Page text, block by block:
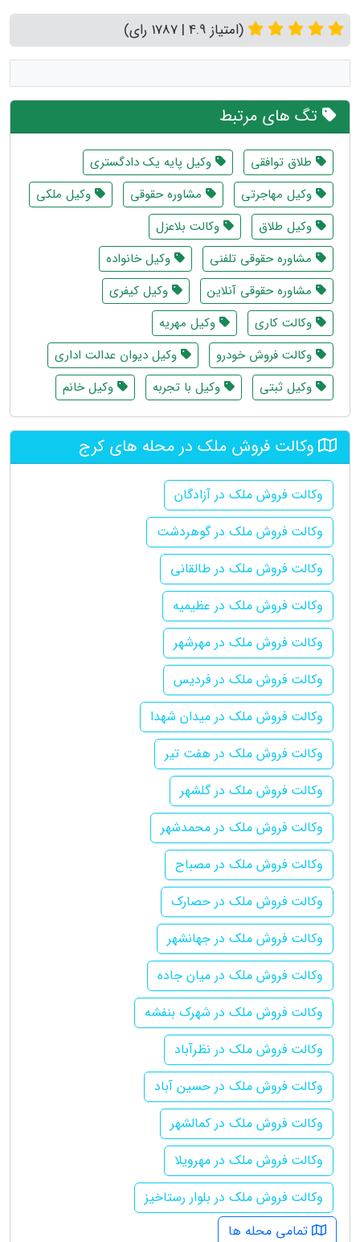
(امتیاز 4.9 | 1787 رای)
تگ های مرتبط
طلاق توافقی
وکیل پایه یک دادگستری
وکیل مهاجرتی
مشاوره حقوقی
وکیل ملکی
وکیل طلاق
وکالت بلاعزل
مشاوره حقوقی تلفنی
وکیل خانواده
مشاوره حقوقی آنلاین
وکیل کیفری
وکالت کاری
وکیل مهریه
وکالت فروش خودرو
وکیل دیوان عدالت اداری
وکیل ثبتی
وکیل با تجربه وکیل خانم
وکالت فروش ملک در محله های کرج
وکالت فروش ملک در آزادگان
وکالت فروش ملک در گوهردشت
وکالت فروش ملک در طالقانی
وکالت فروش ملک در عظیمیه
وکالت فروش ملک در مهرشهر
وکالت فروش ملک در فردیس
وکالت فروش ملک در میدان شهدا
وکالت فروش ملک در هفت تیر
وکالت فروش ملک در گلشهر
وکالت فروش ملک در محمدشهر
وکالت فروش ملک در مصباح
وکالت فروش ملک در حصارک
وکالت فروش ملک در جهانشهر
وکالت فروش ملک در میان جاده
وکالت فروش ملک در شهرک بنفشه
وکالت فروش ملک در نظرآباد
وکالت فروش ملک در حسین آباد
وکالت فروش ملک در کمالشهر
وکالت فروش ملک در مهرویلا
وکالت فروش ملک در بلوار رستاخیز
تمامی محله ها